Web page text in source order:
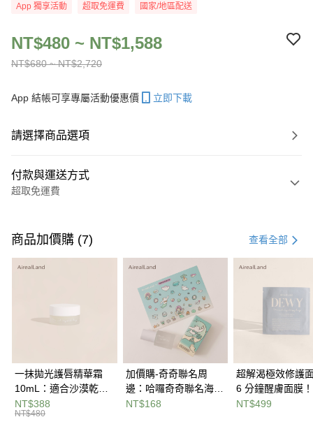
App 獨享活動 超取免運費 國家/地區配送
NT$680 ~ NT$2,720
NT$480 ~ NT$1,588
App 結帳可享專屬活動優惠價 立即下載
請選擇商品選項
付款與運送方式
超取免運費
信用卡一次付款
信用卡分期付款
NT$160 21家銀行
第一商業銀行
華南商業銀行
彰化商業銀行
台北富邦商業銀行
兆豐國際商業銀行
臺灣中小企業銀行
台中商業銀行
匯豐（台灣）商業銀行
華泰商業銀行
聯邦商業銀行
遠東國際商業銀行
元大商業銀行
Apple Pay
悠遊付
Google Pay
商品加價購 (7) 查看全部
一抹拋光護唇精華霜
10mL：適合沙漠乾荒
唇，雲朵系輕盈質地不
黏膩，薄薄一層就能還
NT$388
NT$480
加價購-奇奇聯名周
邊：哈囉奇奇聯名海洋
水晶貼
NT$168
超解渴極效修護
6 分鐘醒膚面膜
燕麥精粹多醣體
NT$499